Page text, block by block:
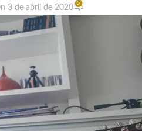
3 de abril de 2020
5